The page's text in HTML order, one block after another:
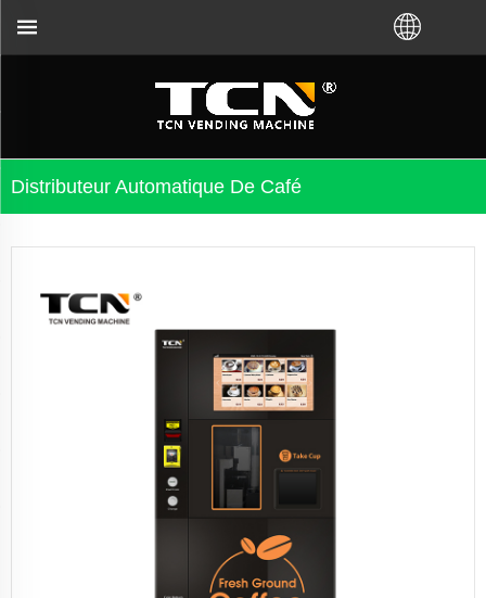
Distributeur Automatique De Café
de l'usine TCN ou du distributeur local.